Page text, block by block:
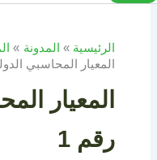
الرئيسية المدونة
المعيار المحاسبي
المعيار
رقم 1